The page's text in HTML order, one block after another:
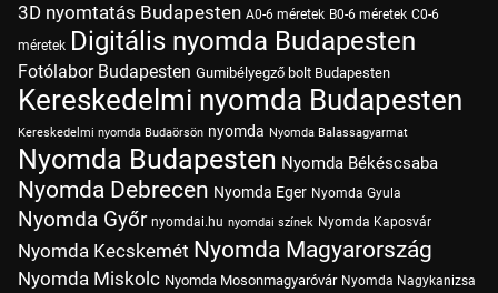
3D nyomtatás Budapesten A0-6 méretek B0-6 méretek C0-6
méretek Digitális nyomda Budapesten
Fotólabor Budapesten Gumibélyegző bolt Budapesten
Kereskedelmi nyomda Budapesten
Kereskedelmi nyomda Budaörsön nyomda Nyomda Balassagyarmat
Nyomda Budapesten Nyomda Békéscsaba
Nyomda Debrecen Nyomda Eger Nyomda Gyula
Nyomda Győr nyomdai.hu nyomdai színek Nyomda Kaposvár
Nyomda Kecskemét Nyomda Magyarország
Nyomda Miskolc Nyomda Mosonmagyaróvár Nyomda Nagykanizsa